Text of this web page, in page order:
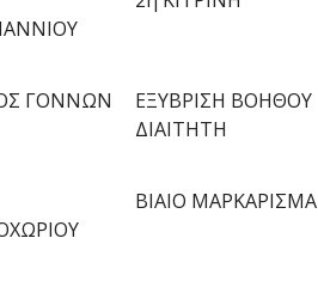
ΓΟΝΝΩΝ
ΕΞΥΒΡΙΣΗ ΒΟΗΘΟΥ
ΔΙΑΙΤΗΤΗ
ΒΙΑΙΟ ΜΑΡΚΑΡΙΣΜΑ